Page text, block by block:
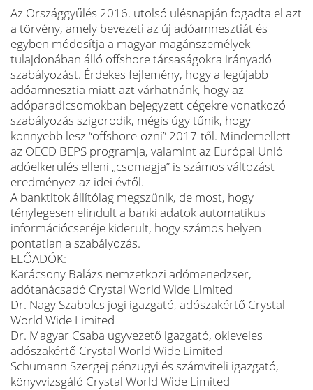
Az Országgyűlés 2016. utolsó ülésnapján fogadta el azt
a törvény, amely bevezeti az új adóamnesztiát és
egyben módosítja a magyar magánszemélyek
tulajdonában álló offshore társaságokra irányadó
szabályozást. Érdekes fejlemény, hogy a legújabb
adóamnesztia miatt azt várhatnánk, hogy az
adóparadicsomokban bejegyzett cégekre vonatkozó
szabályozás szigorodik, mégis úgy tűnik, hogy
könnyebb lesz “offshore-ozni” 2017-től. Mindemellett
az OECD BEPS programja, valamint az Európai Unió
adóelkerülés elleni „csomagja” is számos változást
eredményez az idei évtől.
A banktitok állítólag megszűnik, de most, hogy
ténylegesen elindult a banki adatok automatikus
információcseréje kiderült, hogy számos helyen
pontatlan a szabályozás.
ELŐADÓK:
Karácsony Balázs nemzetközi adómenedzser,
adótanácsadó Crystal World Wide Limited
Dr. Nagy Szabolcs jogi igazgató, adószakértő Crystal
World Wide Limited
Dr. Magyar Csaba ügyvezető igazgató, okleveles
adószakértő Crystal World Wide Limited
Schumann Szergej pénzügyi és számviteli igazgató,
könyvvizsgáló Crystal World Wide Limited